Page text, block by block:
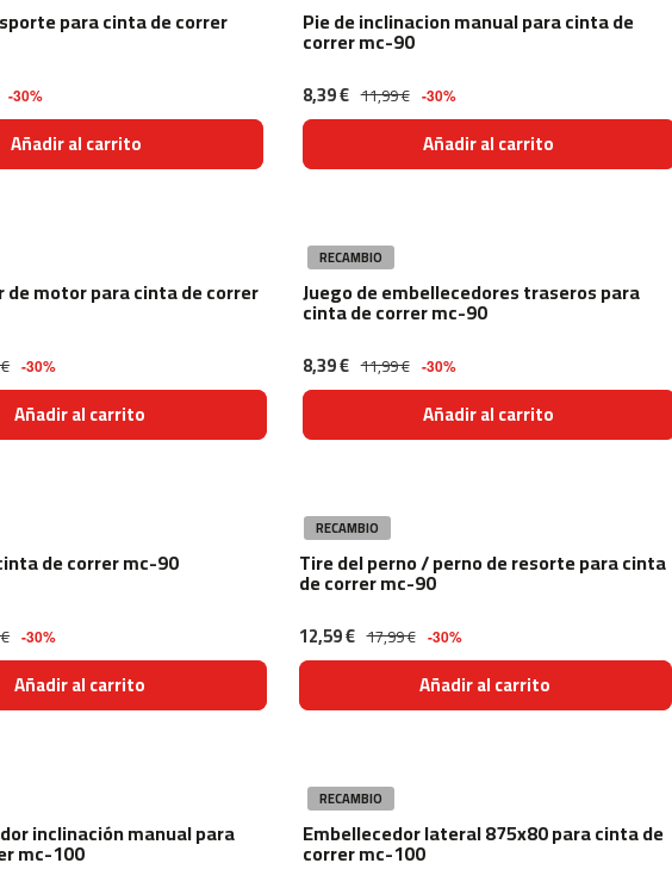
para cinta de correr
-30%
Añadir al carrito
Pie de inclinacion manual para cinta de
correr mc-90
8,39 € 11,99 € -30%
Añadir al carrito
motor para cinta de correr
-30%
Añadir al carrito
RECAMBIO
Juego de embellecedores traseros para
cinta de correr mc-90
8,39 € 11,99 € -30%
Añadir al carrito
de correr mc-90
-30%
Añadir al carrito
RECAMBIO
Tire del perno / perno de resorte para cinta
de correr mc-90
12,59 € 17,99 € -30%
Añadir al carrito
inclinación manual para
mc-100
RECAMBIO
Embellecedor lateral 875x80 para cinta de
correr mc-100